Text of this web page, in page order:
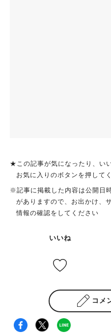
★この記事が気になったり、い
お気に入りのボタンを押して
※記事に掲載した内容は公開日
がありますので、お出かけ、
情報の確認をしてください
いいね
コメ